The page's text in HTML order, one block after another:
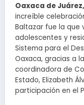
Oaxaca de
increíble
Baltazar fue la que
adolescentes y
Sistema para el
Oaxaca, gracias a
coordinadora de
Estado, Elizabeth
participación en el